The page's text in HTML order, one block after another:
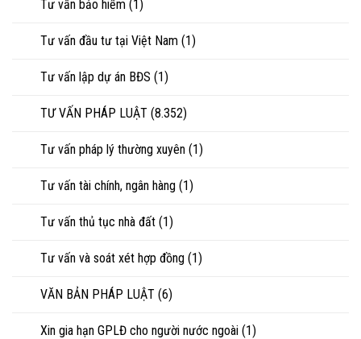
Tư vấn bảo hiểm (1)
Tư vấn đầu tư tại Việt Nam (1)
Tư vấn lập dự án BĐS (1)
TƯ VẤN PHÁP LUẬT (8.352)
Tư vấn pháp lý thường xuyên (1)
Tư vấn tài chính, ngân hàng (1)
Tư vấn thủ tục nhà đất (1)
Tư vấn và soát xét hợp đồng (1)
VĂN BẢN PHÁP LUẬT (6)
Xin gia hạn GPLĐ cho người nước ngoài (1)